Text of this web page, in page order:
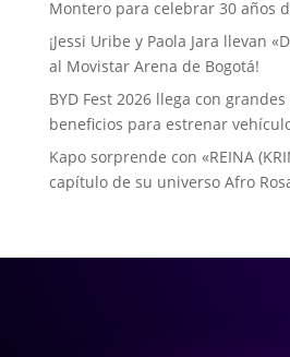
Montero para celebrar 30 años
¡Jessi Uribe y Paola Jara llevan
al Movistar Arena de Bogotá!
BYD Fest 2026 llega con
beneficios para estrenar
Kapo sorprende con «REINA
capítulo de su universo Afro